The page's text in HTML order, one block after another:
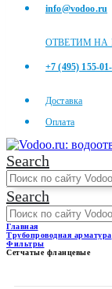
info@vodoo.ru
ОТВЕТИМ
+7 (495) 155-
Доставка
Оплата
Search
Search
Главная
Трубопроводная арматура
Фильтры
Сетчатые фланцевые